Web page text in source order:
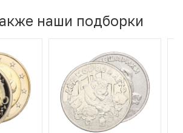
наши подборки